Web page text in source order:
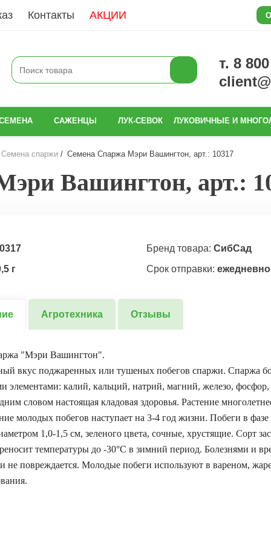
Контакты АКЦИИ
т. 8
САЖЕНЦЫ ЛУК-СЕВОК ЛУКОВИЧНЫЕ И
Семена спаржи Семена Спаржа Мэри Вашингтон, арт.: 10317
Вашингтон, арт.:
Бренд товара: СибСад
г
Срок отправки: ежедневно
Агротехника Отзывы
"Мэри Вашингтон".
вкус поджаренных или тушеных побегов спаржи. Спаржа
элементами: калий, кальций, натрий, магний, железо, фосфор,
словом настоящая кладовая здоровья. Растение
молодых побегов наступает на 3-4 год жизни. Побеги в фазе
1,0-1,5 см, зеленого цвета, сочные, хрустящие. Сорт
температуры до -30°С в зимний период. Болезнями и
не повреждается. Молодые побеги используют в вареном,